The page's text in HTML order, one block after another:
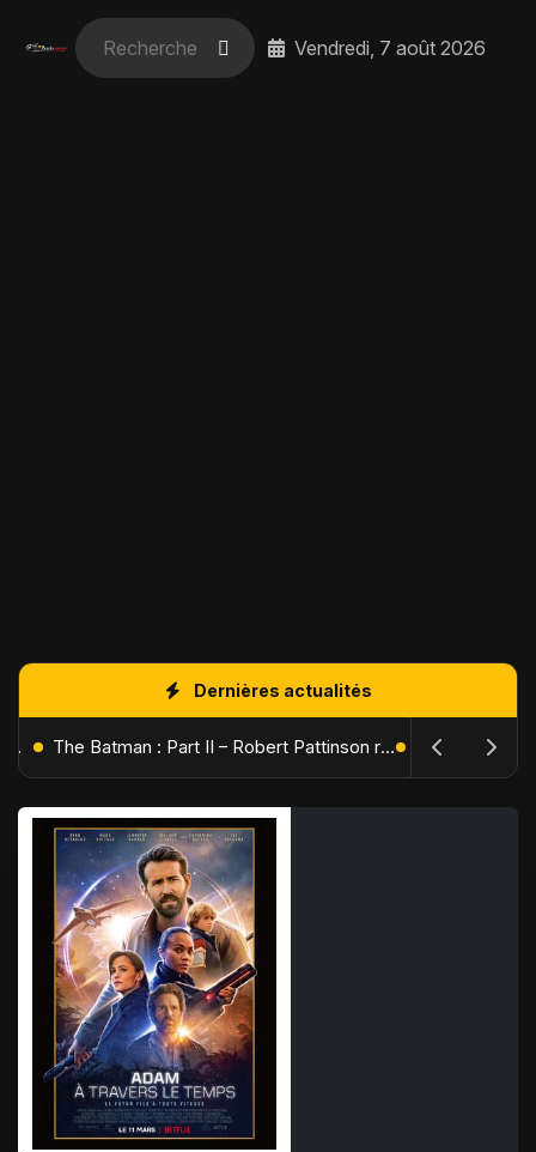
Vendredi, 7 août 2026
Dernières actualités
L'Âge de Glace : Le Réveil du Volcan – Manny, Sid et Diego de retour pour une aventure explosive The Batman : Part II – Robert Pattinson replonge dans les ténèbres de Gotham dès octobre 2027